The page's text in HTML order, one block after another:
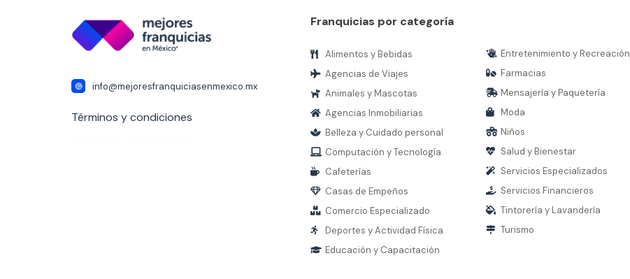
info@mejoresfranquiciasenmexico.mx
Términos y condiciones
Franquicias por categoría
Alimentos y Bebidas
Agencias de Viajes
Animales y Mascotas
Agencias Inmobiliarias
Belleza y Cuidado personal
Computación y Tecnología
Cafeterías
Casas de Empeños
Comercio Especializado
Deportes y Actividad Física
Educación y Capacitación
Entretenimiento y Recreación
Farmacias
Mensajería y Paquetería
Moda
Niños
Salud y Bienestar
Servicios Especializados
Servicios Financieros
Tintorería y Lavandería
Turismo